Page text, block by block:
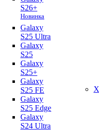
S26+
Новинка
Galaxy
S25 Ultra
Galaxy
S25
Galaxy
S25+
Galaxy
S25 FE
Galaxy
S25 Edge
Galaxy
S24 Ultra